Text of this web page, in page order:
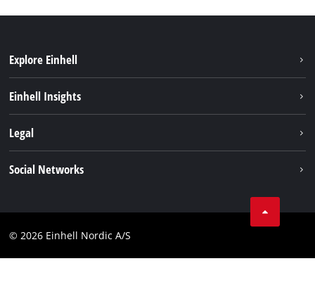
Explore Einhell
Service
Einhell Insights
Legal
Compliance
Social Networks
© 2026 Einhell Nordic A/S